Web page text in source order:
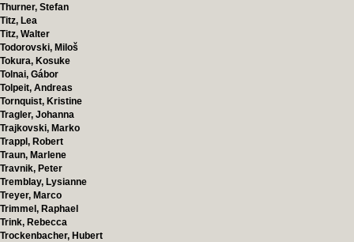
Thurner, Stefan
Titz, Lea
Titz, Walter
Todorovski, Miloš
Tokura, Kosuke
Tolnai, Gábor
Tolpeit, Andreas
Tornquist, Kristine
Tragler, Johanna
Trajkovski, Marko
Trappl, Robert
Traun, Marlene
Travnik, Peter
Tremblay, Lysianne
Treyer, Marco
Trimmel, Raphael
Trink, Rebecca
Trockenbacher, Hubert